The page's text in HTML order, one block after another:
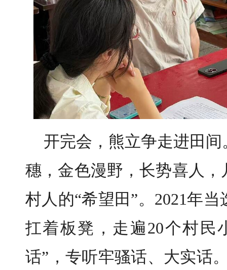
开完会，熊立争走进田
穗，金色漫野，长势喜人
村人的“希望田”。2021年
扛着板凳，走遍20个村民
话”，专听牢骚话、大实话